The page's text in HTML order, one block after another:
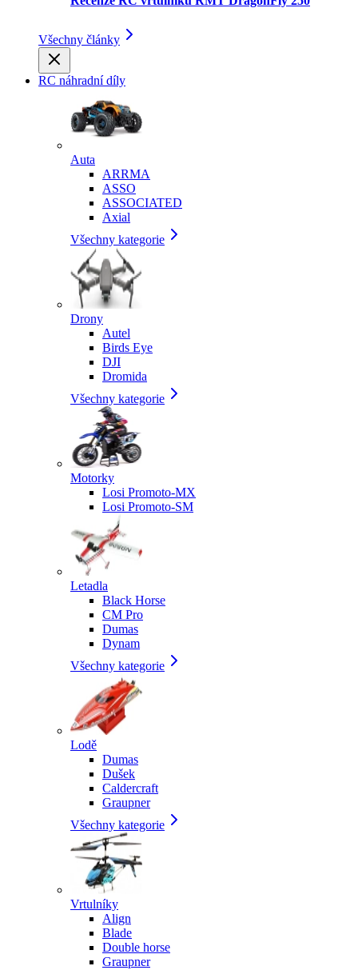
Všechny články
RC náhradní díly
Auta
ARRMA
ASSO
ASSOCIATED
Axial
Všechny kategorie
Drony
Autel
Birds Eye
DJI
Dromida
Všechny kategorie
Motorky
Losi Promoto-MX
Losi Promoto-SM
Letadla
Black Horse
CM Pro
Dumas
Dynam
Všechny kategorie
Lodě
Dumas
Dušek
Caldercraft
Graupner
Všechny kategorie
Vrtulníky
Align
Blade
Double horse
Graupner